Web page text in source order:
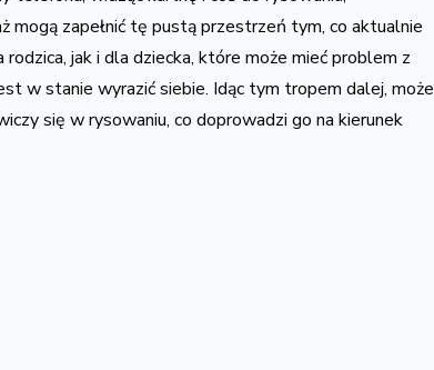
mogą zapełnić tę pustą przestrzeń tym, co aktualnie
jak i dla dziecka, które może mieć problem z
w stanie wyrazić siebie. Idąc tym tropem dalej, może
się w rysowaniu, co doprowadzi go na kierunek